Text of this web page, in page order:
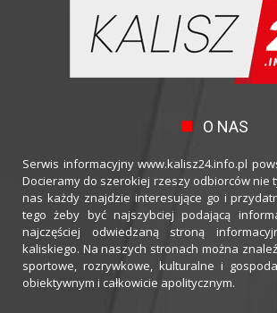
O NAS
Serwis informacyjny www.kalisz24.info.pl
Docieramy do szerokiej rzeszy odbiorców nie
nas każdy znajdzie interesujące go i
tego żeby być najszybciej podającą
najczęściej odwiedzaną stroną
kaliskiego. Na naszych stronach można
sportowe, rozrywkowe, kulturalne i
obiektywnym i całkowicie apolitycznym.